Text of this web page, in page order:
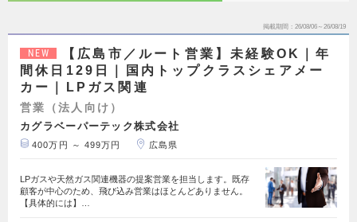
掲載期間 26/08/06～26/08/19
NEW
【広島市／ルート営業】未経験OK｜年
間休日129日｜国内トップクラスシェアメー
カー｜LPガス関連
営業（法人向け）
カグラベーパーテック株式会社
400万円 ～ 499万円 広島県
LPガスや天然ガス関連機器の提案営業を担当します。既存
顧客が中心のため、飛び込み営業はほとんどありません。
【具体的には】…